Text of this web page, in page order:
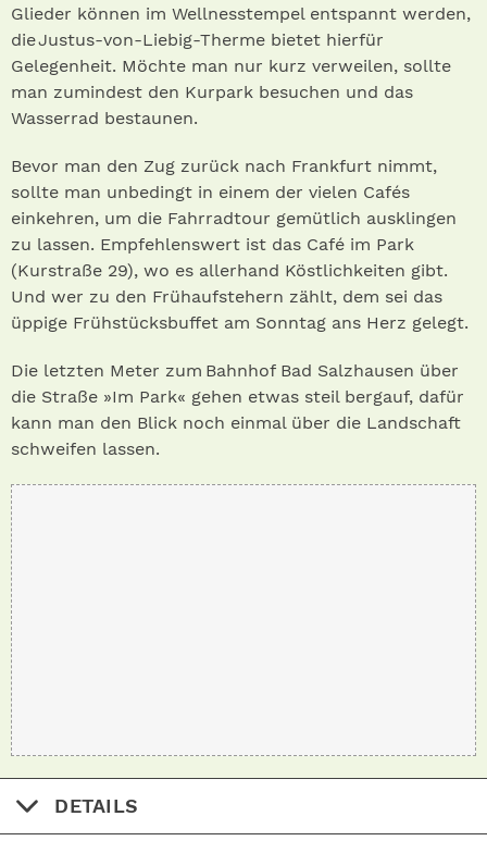
Glieder können im Wellnesstempel entspannt werden,
die Justus-von-Liebig-Therme bietet hierfür
Gelegenheit. Möchte man nur kurz verweilen, sollte
man zumindest den Kurpark besuchen und das
Wasserrad bestaunen.
Bevor man den Zug zurück nach Frankfurt nimmt,
sollte man unbedingt in einem der vielen Cafés
einkehren, um die Fahrradtour gemütlich ausklingen
zu lassen. Empfehlenswert ist das Café im Park
(Kurstraße 29), wo es allerhand Köstlichkeiten gibt.
Und wer zu den Frühaufstehern zählt, dem sei das
üppige Frühstücksbuffet am Sonntag ans Herz gelegt.
Die letzten Meter zum Bahnhof Bad Salzhausen über
die Straße »Im Park« gehen etwas steil bergauf, dafür
kann man den Blick noch einmal über die Landschaft
schweifen lassen.
DETAILS